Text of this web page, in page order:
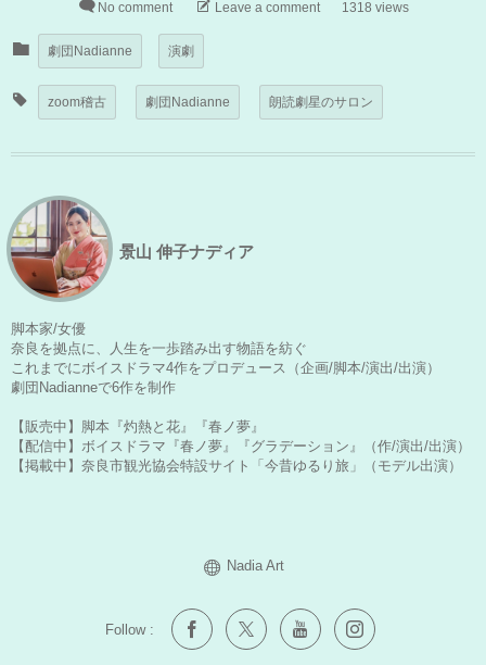
No comment Leave a comment 1318 views
劇団Nadianne 演劇
zoom稽古 劇団Nadianne 朗読劇星のサロン
景山 伸子ナディア
脚本家/女優
奈良を拠点に、人生を一歩踏み出す物語を紡ぐ
これまでにボイスドラマ4作をプロデュース（企画/脚本/演出/出演）
劇団Nadianneで6作を制作
【販売中】脚本『灼熱と花』『春ノ夢』
【配信中】ボイスドラマ『春ノ夢』『グラデーション』（作/演出/出演）
【掲載中】奈良市観光協会特設サイト「今昔ゆるり旅」（モデル出演）
Nadia Art
Follow :